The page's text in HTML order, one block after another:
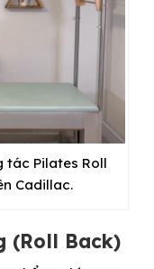
tác Pilates Roll
Cadillac.
(Roll Back)